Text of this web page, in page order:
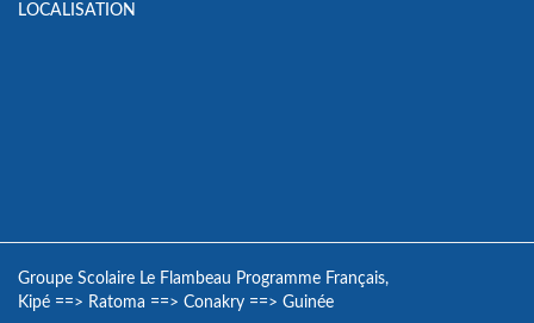
LOCALISATION
Groupe Scolaire Le Flambeau Programme Français,
Kipé ==> Ratoma ==> Conakry ==> Guinée